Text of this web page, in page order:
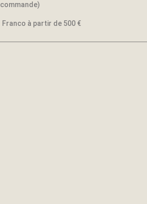
commande)
Franco à partir de 500 €